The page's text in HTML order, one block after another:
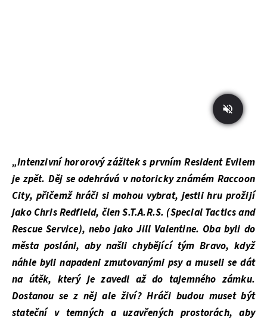
„Intenzivní hororový zážitek s prvním Resident Evilem
je zpět. Děj se odehrává v notoricky známém Raccoon
City, přičemž hráči si mohou vybrat, jestli hru prožijí
jako Chris Redfield, člen S.T.A.R.S. (Special Tactics and
Rescue Service), nebo jako Jill Valentine. Oba byli do
města posláni, aby našli chybějící tým Bravo, když
náhle byli napadeni zmutovanými psy a museli se dát
na útěk, který je zavedl až do tajemného zámku.
Dostanou se z něj ale živí? Hráči budou muset být
stateční v temných a uzavřených prostorách, aby